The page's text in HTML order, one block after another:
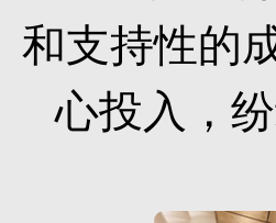
和支持性的
心投入，